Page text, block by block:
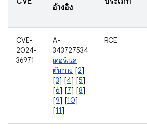
อ้างอิง
CVE-
2024-
36971
A-
343727534
เคอร์เนล
ต้นทาง [2]
[3] [4] [5]
[6] [7] [8]
[9] [10]
[11]
RCE